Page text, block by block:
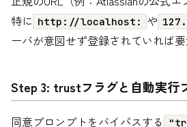
特に http://localhost: や
ーバが意図せず登録されていれば要
Step 3: trustフラグと自動実行
同意プロンプトをバイパスする